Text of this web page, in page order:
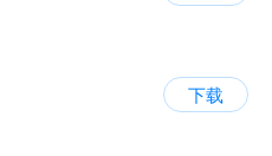
下载